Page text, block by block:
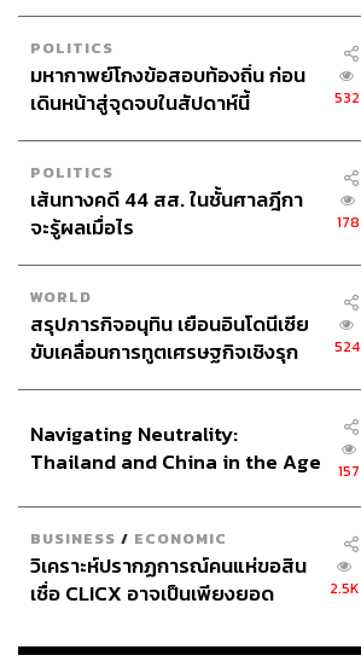
POLITICS
มหากาพย์โกงข้อสอบท้องถิ่น ก่อน
เดินหน้าสู่จุดจบในสัปดาห์นี้
532
POLITICS
เส้นทางคดี 44 สส. ในชั้นศาลฎีกา
จะรู้ผลเมื่อไร
178
WORLD
สรุปภารกิจอนุทิน เยือนอินโดนีเซีย
ขับเคลื่อนการทูตเศรษฐกิจเชิงรุก
524
Navigating Neutrality:
Thailand and China in the Age
157
BUSINESS / ECONOMIC
วิเคราะห์ปรากฏการณ์คนแห่ขอสิน
เชื่อ CLICX อาจเป็นเพียงยอด
เรือนไทยที่ถูกซุกไว้
2.5K